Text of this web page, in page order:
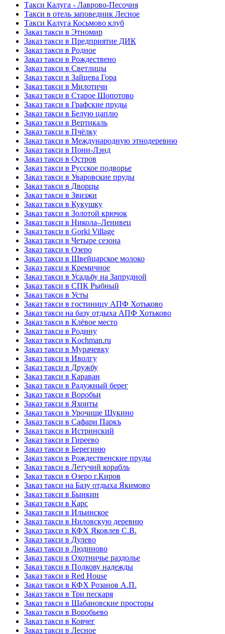
Такси Калуга - Лаврово-Песочня
Такси в отель заповедник Лесное
Такси Калуга Косьмово клуб
Заказ такси в Этномир
Заказ такси в Предприятие ДИК
Заказ такси в Родное
Заказ такси в Рождествено
Заказ такси в Светлицы
Заказ такси в Зайцева Гора
Заказ такси в Милотичи
Заказ такси в Старое Шопотово
Заказ такси в Графские пруды
Заказ такси в Белую цаплю
Заказ такси в Вертикаль
Заказ такси в Пчёлку
Заказ такси в Международную этнодеревню
Заказ такси в Пони-Лэнд
Заказ такси в Остров
Заказ такси в Русское подворье
Заказ такси в Уваровские пруды
Заказ такси в Дворцы
Заказ такси в Звизжи
Заказ такси в Кукушку
Заказ такси в Золотой крючок
Заказ такси в Никола–Ленивец
Заказ такси в Gorki Village
Заказ такси в Четыре сезона
Заказ такси в Озеро
Заказ такси в Швейцарское молоко
Заказ такси в Кремичное
Заказ такси в Усадьбу на Запрудной
Заказ такси в СПК Рыбный
Заказ такси в Усты
Заказ такси в гостиницу АПФ Хотьково
Заказ такси на базу отдыха АПФ Хотьково
Заказ такси в Клёвое место
Заказ такси в Родину
Заказ такси в Kochman.ru
Заказ такси в Мурачевку
Заказ такси в Иволгу
Заказ такси в Дружбу
Заказ такси в Караван
Заказ такси в Радужный берег
Заказ такси в Воробьи
Заказ такси в Яхонты
Заказ такси в Урочище Щукино
Заказ такси в Сафари Паркъ
Заказ такси в Истринский
Заказ такси в Гиреево
Заказ такси в Берегиню
Заказ такси в Рождественские пруды
Заказ такси в Летучий корабль
Заказ такси в Озеро г.Киров
Заказ такси на Базу отдыха Якимово
Заказ такси в Бынкин
Заказ такси в Карс
Заказ такси в Ильинское
Заказ такси в Ниловскую деревню
Заказ такси в КФХ Яковлев С.В.
Заказ такси в Дулево
Заказ такси в Людиново
Заказ такси в Охотничье раздолье
Заказ такси в Подкову надежды
Заказ такси в Red Hоusе
Заказ такси в КФХ Розанов А.П.
Заказ такси в Три пескаря
Заказ такси в Шабановские просторы
Заказ такси в Воробьево
Заказ такси в Ковчег
Заказ такси в Лесное